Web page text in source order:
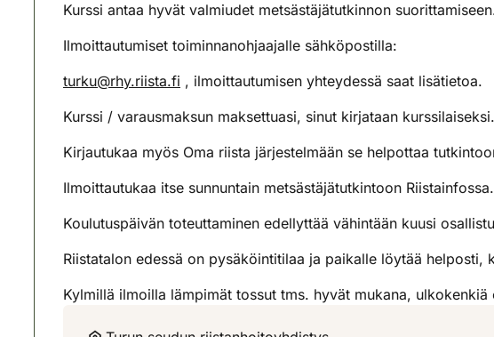
Kurssi antaa hyvät valmiudet metsästäjätutkinnon
Ilmoittautumiset toiminnanohjaajalle sähköpostilla:
turku@rhy.riista.fi , ilmoittautumisen yhteydessä saat lisätietoa.
Kurssi / varausmaksun maksettuasi, sinut kirjataan kurssilaiseksi.
Kirjautukaa myös Oma riista järjestelmään se helpottaa
Ilmoittautukaa itse sunnuntain metsästäjätutkintoon Riistainfossa.
Koulutuspäivän toteuttaminen edellyttää vähintään kuusi
Riistatalon edessä on pysäköintitilaa ja paikalle löytää helposti,
Kylmillä ilmoilla lämpimät tossut tms. hyvät mukana,